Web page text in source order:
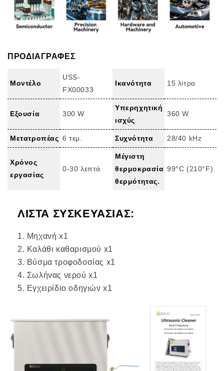
ΠΡΟΔΙΑΓΡΑΦΕΣ
Μοντέλο
USS-
FX00033
Ικανότητα 15 λίτρα
Εξουσία 300 W
Υπερηχητική
ισχύς
360 W
Μετατροπέας 6 τεμ. Συχνότητα 28/40 kHz
Χρόνος
εργασίας
0-30 λεπτά
Μέγιστη
θερμοκρασία
θερμότητας.
99°C (210°F)
ΛΙΣΤΑ ΣΥΣΚΕΥΑΣΙΑΣ:
Μηχανή x1
Καλάθι καθαρισμού x1
Βύσμα τροφοδοσίας x1
Σωλήνας νερού x1
Εγχειρίδιο οδηγιών x1